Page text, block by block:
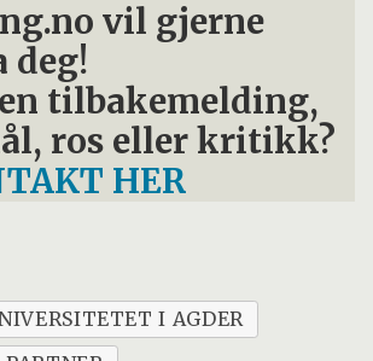
vil gjerne
deg!
tilbakemelding,
ros eller kritikk?
HER
I AGDER